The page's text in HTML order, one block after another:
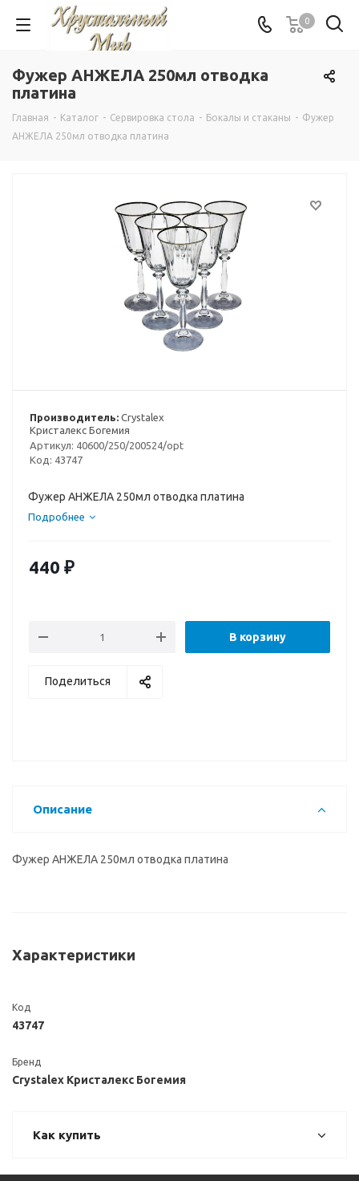
0
Фужер АНЖЕЛА 250мл отводка
платина
Главная - Каталог - Сервировка стола - Бокалы и стаканы - Фужер
АНЖЕЛА 250мл отводка платина
Производитель: Crystalex
Кристалекс Богемия
Артикул: 40600/250/200524/opt
Код: 43747
Фужер АНЖЕЛА 250мл отводка платина
Подробнее
440 ₽
В корзину
Поделиться
Описание
Фужер АНЖЕЛА 250мл отводка платина
Характеристики
Код
43747
Бренд
Crystalex Кристалекс Богемия
Как купить